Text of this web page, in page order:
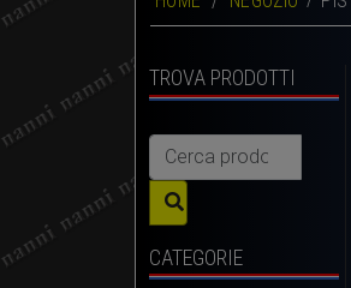
TROVA PRODOTTI
Cerca:
CATEGORIE